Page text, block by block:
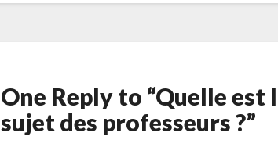
One Reply to “Quelle est
sujet des professeurs ?”